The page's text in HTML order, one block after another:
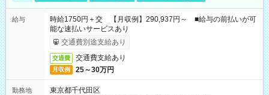
給与
時給1750円＋交 【月収例】290,937円～ ■給与の前払いが可
能な速払いサービスあり
交通費別途支給あり
交通費 交通費支給あり
月収例 25～30万円
勤務地
東京都千代田区